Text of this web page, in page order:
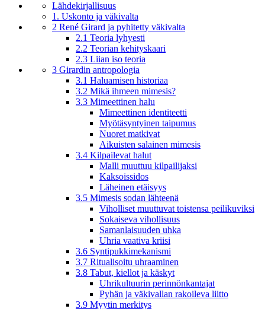
Lähdekirjallisuus
1. Uskonto ja väkivalta
2 René Girard ja pyhitetty väkivalta
2.1 Teoria lyhyesti
2.2 Teorian kehityskaari
2.3 Liian iso teoria
3 Girardin antropologia
3.1 Haluamisen historiaa
3.2 Mikä ihmeen mimesis?
3.3 Mimeettinen halu
Mimeettinen identiteetti
Myötäsyntyinen taipumus
Nuoret matkivat
Aikuisten salainen mimesis
3.4 Kilpailevat halut
Malli muuttuu kilpailijaksi
Kaksoissidos
Läheinen etäisyys
3.5 Mimesis sodan lähteenä
Viholliset muuttuvat toistensa peilikuviksi
Sokaiseva vihollisuus
Samanlaisuuden uhka
Uhria vaativa kriisi
3.6 Syntipukkimekanismi
3.7 Ritualisoitu uhraaminen
3.8 Tabut, kiellot ja käskyt
Uhrikultuurin perinnönkantajat
Pyhän ja väkivallan rakoileva liitto
3.9 Myytin merkitys